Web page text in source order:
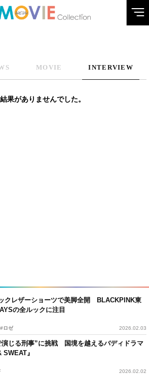
MOVIE INTERVIEW
果がありませんでした。
クレザーショーツで美脚全開 BLACKPINK東
の全ルックに注目
#ロゼ 2026.02.03
演じる刑事”に挑戦 国境を越えるバディドラマ
SWEAT』
2026.02.02